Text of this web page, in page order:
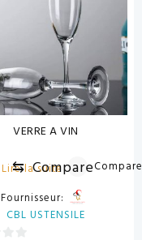
VERRE A VIN
Lire la suite
⇆ Compare
Fournisseur:
CBL USTENSILE